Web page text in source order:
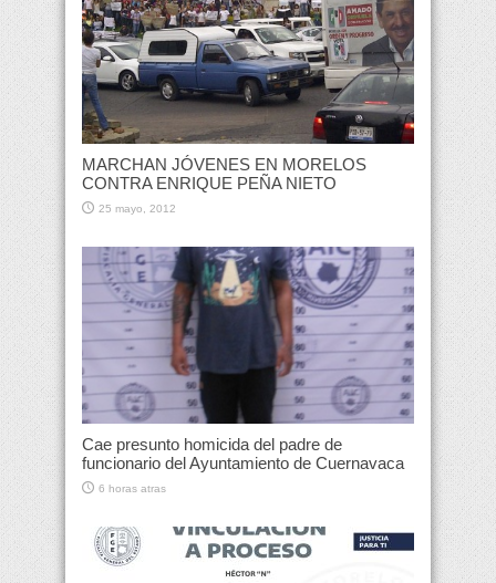
MARCHAN JÓVENES EN MORELOS
CONTRA ENRIQUE PEÑA NIETO
25 mayo, 2012
Cae presunto homicida del padre de
funcionario del Ayuntamiento de Cuernavaca
6 horas atras